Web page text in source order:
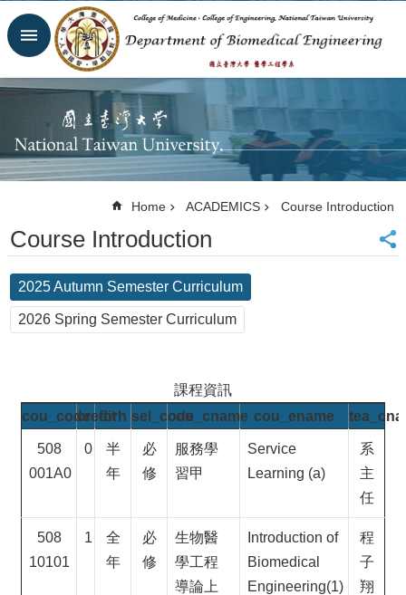
Skip to main content
Advanced
Homepage
Website
NTU
NTUH
College of
Engineering
Contacts
Email
Us
&
EVENTS
APPLY
RESEARCH
Home ACADEMICS Course Introduction
Course Introduction
2025 Autumn Semester Curriculum
2026 Spring Semester Curriculum
課程資訊
cou_codecredit
forh sel_codecou_cname cou_ename
508
001A0
0
半
年
必
修
服務學
習甲
Service
Learning (a)
系
主
任
508
10101
1
全
年
必
修
生物醫
學工程
導論上
Introduction of
Biomedical
Engineering(1)
程
子
翔